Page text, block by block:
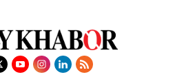
গণমাধ্যম শক্তিশালী হলেই গণতন্ত্র
শক্তিশালী হবে: স্থানীয় সরকার মন্ত্রী